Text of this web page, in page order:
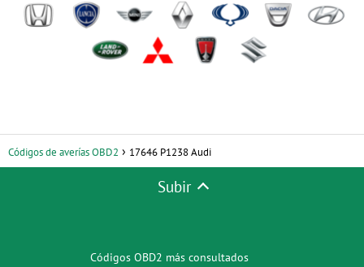
Códigos de averías OBD2 17646 P1238 Audi
Subir
Códigos OBD2 más consultados